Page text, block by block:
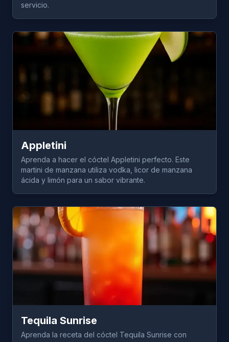
servicio.
Appletini
Aprenda a hacer el cóctel Appletini perfecto. Este
martini de manzana utiliza vodka, licor de manzana
ácida y limón para un sabor vibrante.
Tequila Sunrise
Aprenda la receta del cóctel Tequila Sunrise con